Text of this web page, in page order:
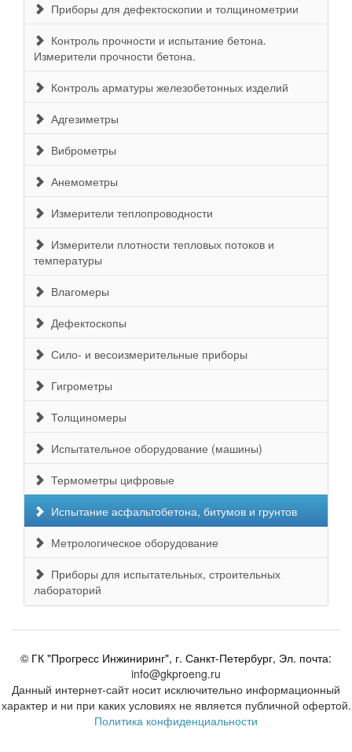
Приборы для дефектоскопии и толщинометрии
Контроль прочности и испытание бетона.
Измерители прочности бетона.
Контроль арматуры железобетонных изделий
Адгезиметры
Виброметры
Анемометры
Измерители теплопроводности
Измерители плотности тепловых потоков и
температуры
Влагомеры
Дефектоскопы
Сило- и весоизмерительные приборы
Гигрометры
Толщиномеры
Испытательное оборудование (машины)
Термометры цифровые
Испытание асфальтобетона, битумов и грунтов
Метрологическое оборудование
Приборы для испытательных, строительных
лабораторий
© ГК "Прогресс Инжиниринг", г. Санкт-Петербург, Эл. почта:
info@gkproeng.ru
Данный интернет-сайт носит исключительно информационный
характер и ни при каких условиях не является публичной офертой.
Политика конфиденциальности